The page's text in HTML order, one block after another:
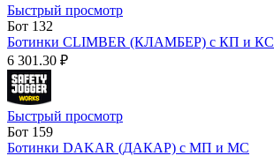
Быстрый просмотр
Бот 132
Ботинки CLIMBER (КЛАМБЕР) с КП и КС
6 301.30 ₽
Быстрый просмотр
Бот 159
Ботинки DAKAR (ДАКАР) с МП и МС